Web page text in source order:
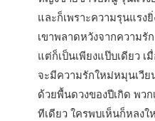
และก็เพราะความรุนแรง
เขาพลาดหวังจากความ
แต่ก็เป็นเพียงแป๊บเดียว เ
จะมีความรักใหม่หมุนเวีย
ด้วยพื้นดวงของปีเกิด พว
ทีเดียว ใครพบเห็นก็หลง